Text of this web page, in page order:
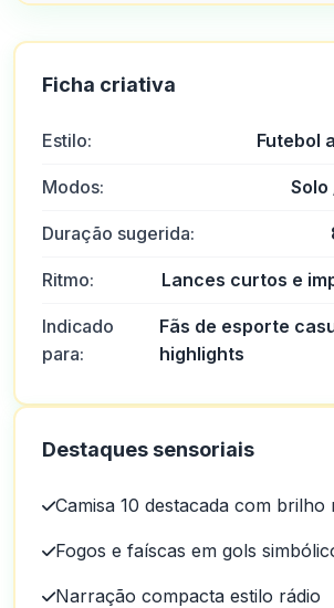
Ficha criativa
Estilo: Futebol
Modos: Solo
Duração sugerida:
Ritmo: Lances curtos e
Indicado
para:
Fãs de esporte
highlights
Destaques sensoriais
Camisa 10 destacada com brilho
Fogos e faíscas em gols
Narração compacta estilo rádio